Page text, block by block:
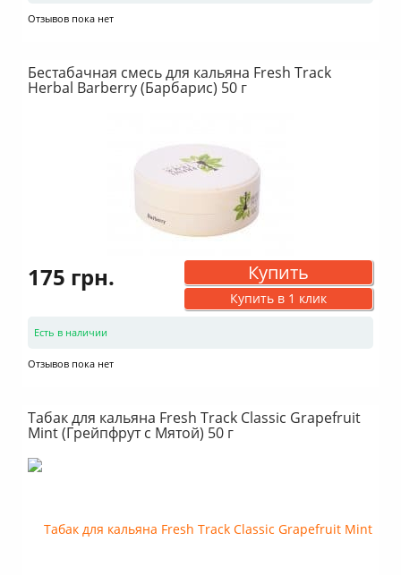
Отзывов пока нет
Бестабачная смесь для кальяна Fresh Track
Herbal Barberry (Барбарис) 50 г
175 грн. Купить
Купить в 1 клик
Есть в наличии
Отзывов пока нет
Табак для кальяна Fresh Track Classic Grapefruit
Mint (Грейпфрут с Мятой) 50 г